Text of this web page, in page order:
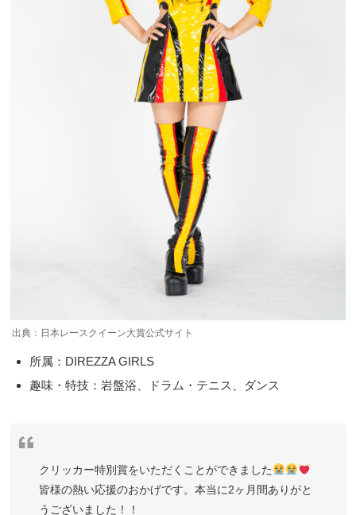
出典：日本レースクイーン大賞公式サイト
所属：DIREZZA GIRLS
趣味・特技：岩盤浴、ドラム・テニス、ダンス
クリッカー特別賞をいただくことができました
皆様の熱い応援のおかげです。本当に2ヶ月間ありがと
うございました！！